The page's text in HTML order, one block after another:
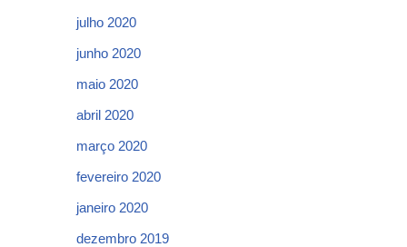
julho 2020
junho 2020
maio 2020
abril 2020
março 2020
fevereiro 2020
janeiro 2020
dezembro 2019